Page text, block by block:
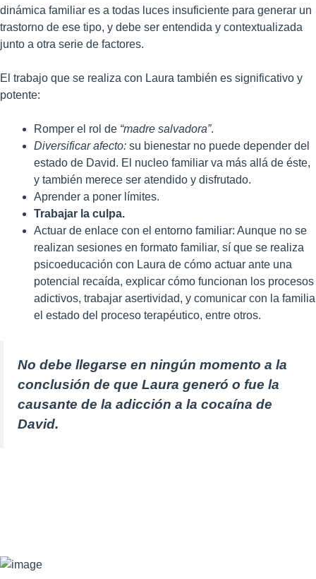
dinámica familiar es a todas luces insuficiente para generar un
trastorno de ese tipo, y debe ser entendida y contextualizada
junto a otra serie de factores.
El trabajo que se realiza con Laura también es significativo y
potente:
Romper el rol de “madre salvadora”.
Diversificar afecto: su bienestar no puede depender del
estado de David. El nucleo familiar va más allá de éste,
y también merece ser atendido y disfrutado.
Aprender a poner límites.
Trabajar la culpa.
Actuar de enlace con el entorno familiar: Aunque no se
realizan sesiones en formato familiar, sí que se realiza
psicoeducación con Laura de cómo actuar ante una
potencial recaída, explicar cómo funcionan los procesos
adictivos, trabajar asertividad, y comunicar con la familia
el estado del proceso terapéutico, entre otros.
No debe llegarse en ningún momento a la
conclusión de que Laura generó o fue la
causante de la adicción a la cocaína de
David.